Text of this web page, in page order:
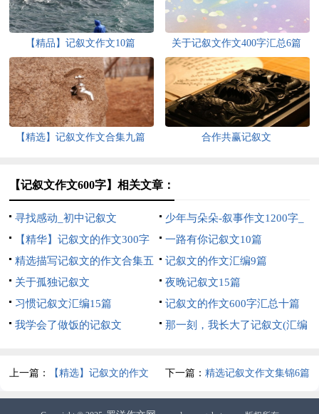
【精品】记叙文作文10篇 关于记叙文作文400字汇总6篇
【精选】记叙文作文合集九篇 合作共赢记叙文
【记叙文作文600字】相关文章：
寻找感动_初中记叙文
少年与朵朵-叙事作文1200字_
高一记叙文
【精华】记叙文的作文300字
集合6篇
一路有你记叙文10篇
精选描写记叙文的作文合集五
篇
记叙文的作文汇编9篇
关于孤独记叙文
夜晚记叙文15篇
习惯记叙文汇编15篇
记叙文的作文600字汇总十篇
我学会了做饭的记叙文
那一刻，我长大了记叙文(汇编
上一篇： 【精选】记叙文的作文
300字六篇
下一篇： 精选记叙文作文集锦6篇